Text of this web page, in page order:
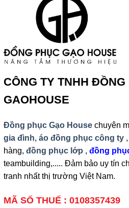
CÔNG TY TNHH ĐỒNG
GAOHOUSE
Đồng phục Gạo Housechuyên
gia đình, áo đồng phục công ty,
hàng, đồng phục lớp , đồng
teambuilding,..... Đảm bảo uy tín
tranh nhất thị trường Việt Nam.
MÃ SỐ THUẾ : 0108357439